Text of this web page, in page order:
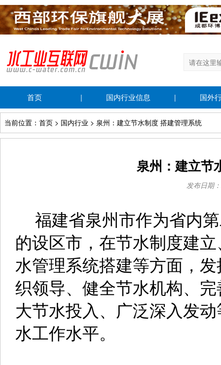
首页 | 国内行业信息 | 国外
当前位置：首页 > 国内行业 > 泉州：建立节水制度 搭建管理系统
泉州：建立节
发布日期
福建省泉州市作为省内第
的设区市，在节水制度建
水管理系统搭建等方面，
织领导、健全节水机构、
大节水投入、广泛深入发
水工作水平。